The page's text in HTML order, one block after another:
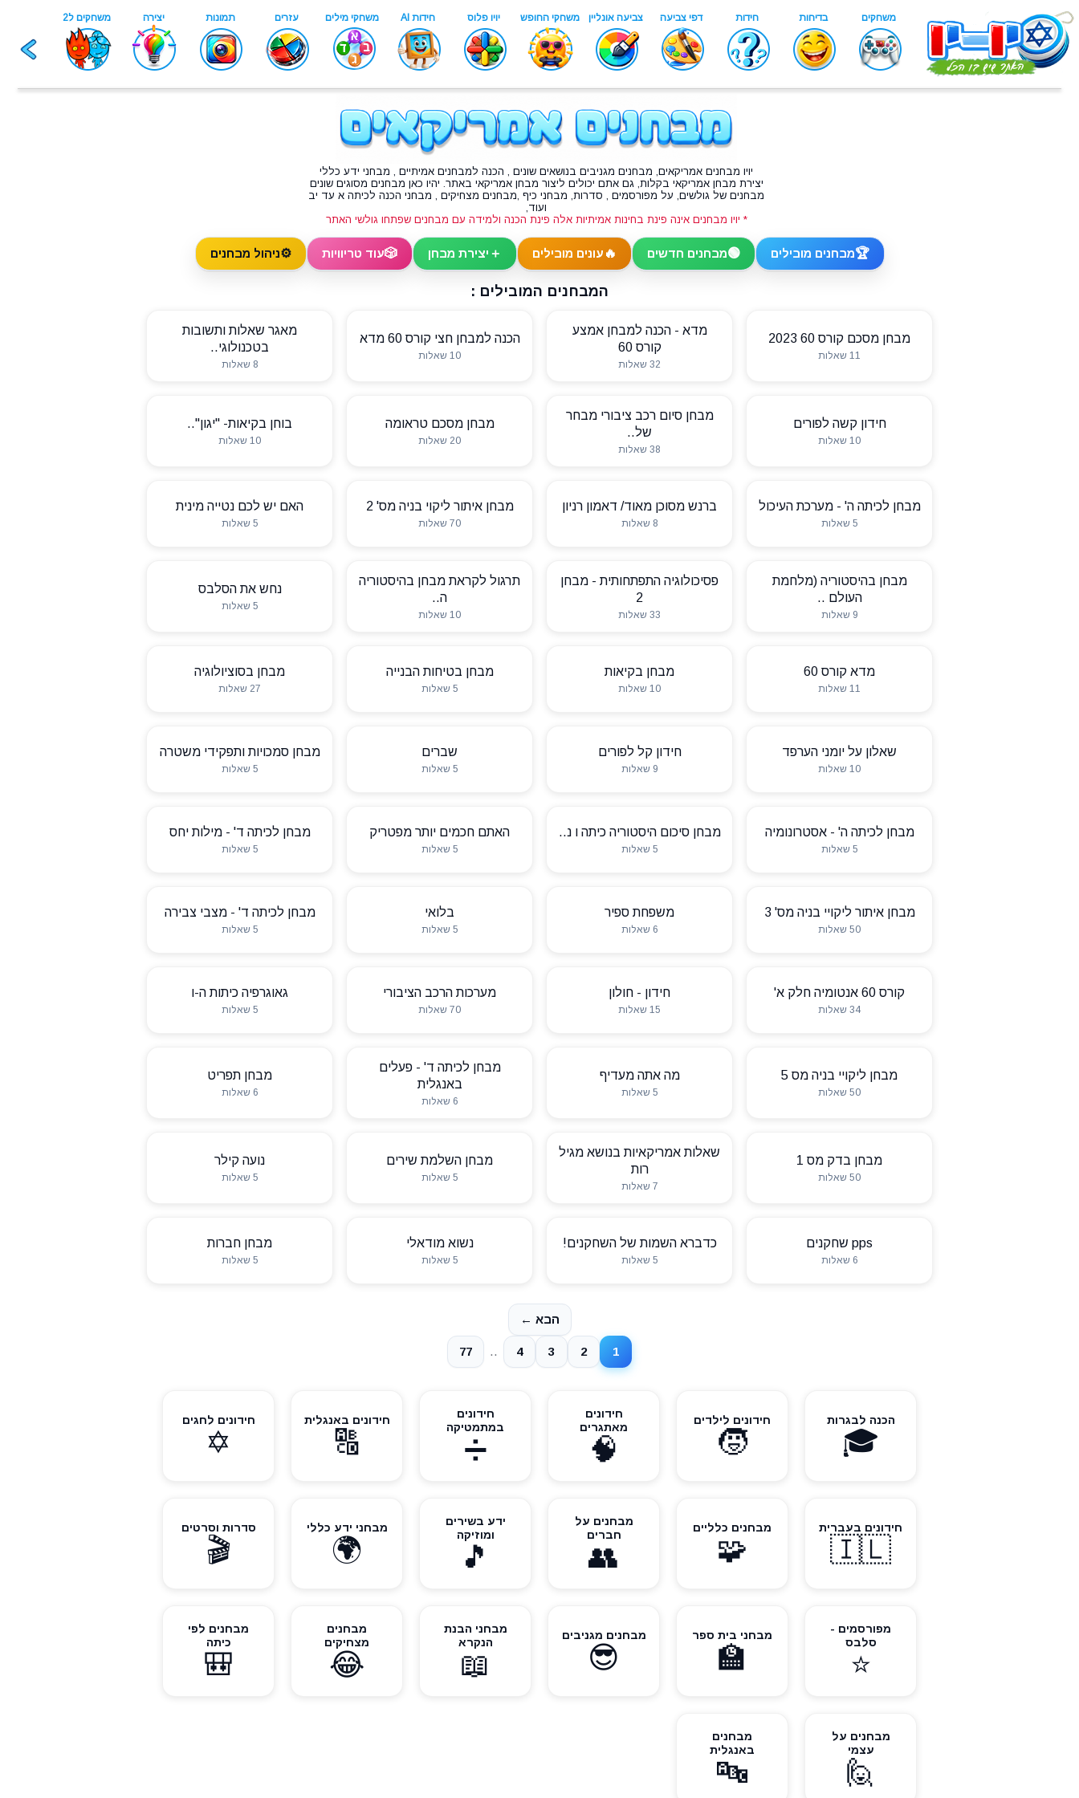
יויו מבחנים אמריקאים , מבחנים מגניבים בנושאים שונים , הכנה למבחנים אמיתיים , מבחני ידע כללי
יצירת מבחן אמריקאי בקלות, גם אתם יכולים ליצור מבחן אמריקאי באתר. יהיו כאן מבחנים מסוגים שונים
מבחנים של גולשים, על מפורסמים , סדרות, מבחני כיף ,מבחנים מצחיקים , מבחני הכנה לכיתה א עד יב
ועוד,
* יויו מבחנים אינה פינת בחינות אמיתיות אלה פינת הכנה ולמידה עם מבחנים שפתחו גולשי האתר
🏆מבחנים מובילים 🟢מבחנים חדשים 🔥 עונים מובילים ＋ יצירת מבחן 🎲עוד טריוויות ⚙️ניהול מבחנים
המבחנים המובילים :
מבחן מסכם קורס 60 2023
11 שאלות
מדא - הכנה למבחן אמצע
קורס 60
32 שאלות
הכנה למבחן חצי קורס 60 מדא
10 שאלות
מאגר שאלות ותשובות
בטכנולוגי..
8 שאלות
חידון קשה לפורים
10 שאלות
מבחן סיום רכב ציבורי מבחר
של..
38 שאלות
מבחן מסכם טראומה
20 שאלות
בוחן בקיאות- "יגון"..
10 שאלות
מבחן לכיתה ה' - מערכת העיכול
5 שאלות
ברנש מסוכן מאוד/ דאמון רניון
8 שאלות
מבחן איתור ליקוי בניה מס' 2
70 שאלות
האם יש לכם נטייה מינית
5 שאלות
מבחן בהיסטוריה (מלחמת
העולם ..
9 שאלות
פסיכולוגיה התפתחותית - מבחן
2
33 שאלות
תרגול לקראת מבחן בהיסטוריה
ה..
10 שאלות
נחש את הסלבס
5 שאלות
מדא קורס 60
11 שאלות
מבחן בקיאות
10 שאלות
מבחן בטיחות הבנייה
5 שאלות
מבחן בסוציולוגיה
27 שאלות
שאלון על יומני הערפד
10 שאלות
חידון קל לפורים
9 שאלות
שברים
5 שאלות
מבחן סמכויות ותפקידי משטרה
5 שאלות
מבחן לכיתה ה' - אסטרונומיה
5 שאלות
מבחן סיכום היסטוריה כיתה ו נ..
5 שאלות
האתם חכמים יותר מפטריק
5 שאלות
מבחן לכיתה ד' - מילות יחס
5 שאלות
מבחן איתור ליקויי בניה מס' 3
50 שאלות
משפחת ספיר
6 שאלות
בלואי
5 שאלות
מבחן לכיתה ד' - מצבי צבירה
5 שאלות
קורס 60 אנטומיה חלק א'
34 שאלות
חידון - חולון
15 שאלות
מערכות הרכב הציבורי
70 שאלות
גאוגרפיה כיתות ה-ו
5 שאלות
מבחן ליקויי בניה מס 5
50 שאלות
מה אתה מעדיף
5 שאלות
מבחן לכיתה ד' - פעלים
באנגלית
6 שאלות
מבחן תפריט
6 שאלות
מבחן בדק מס 1
50 שאלות
שאלות אמריקאיות בנושא מגיל
רות
7 שאלות
מבחן השלמת שירים
5 שאלות
נועה קילר
5 שאלות
pps שחקנים
6 שאלות
כדברא השמות של השחקנים!
5 שאלות
נשוא מודאלי
5 שאלות
מבחן חברות
5 שאלות
הבא ←
1
2
3
4
..
77
הכנה לבגרות
🎓
חידונים לילדים
🧒
חידונים
מאתגרים
🧠
חידונים
במתמטיקה
➗
חידונים באנגלית
🔠
חידונים לחגים
✡️
חידונים בעברית
🇮🇱
מבחנים כלליים
🧩
מבחנים על
חברים
👥
ידע בשירים
ומוזיקה
🎵
מבחני ידע כללי
🌍
סדרות וסרטים
🎬
מפורסמים -
סלבס
⭐
מבחני בית ספר
🏫
מבחנים מגניבים
😎
מבחני הבנת
הנקרא
📖
מבחנים
מצחיקים
😂
מבחנים לפי
כיתה
🎒
מבחנים על
עצמי
🙋
מבחנים
באנגלית
🔤